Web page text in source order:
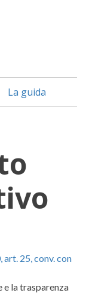
La guida
art. 25, conv. con
la trasparenza